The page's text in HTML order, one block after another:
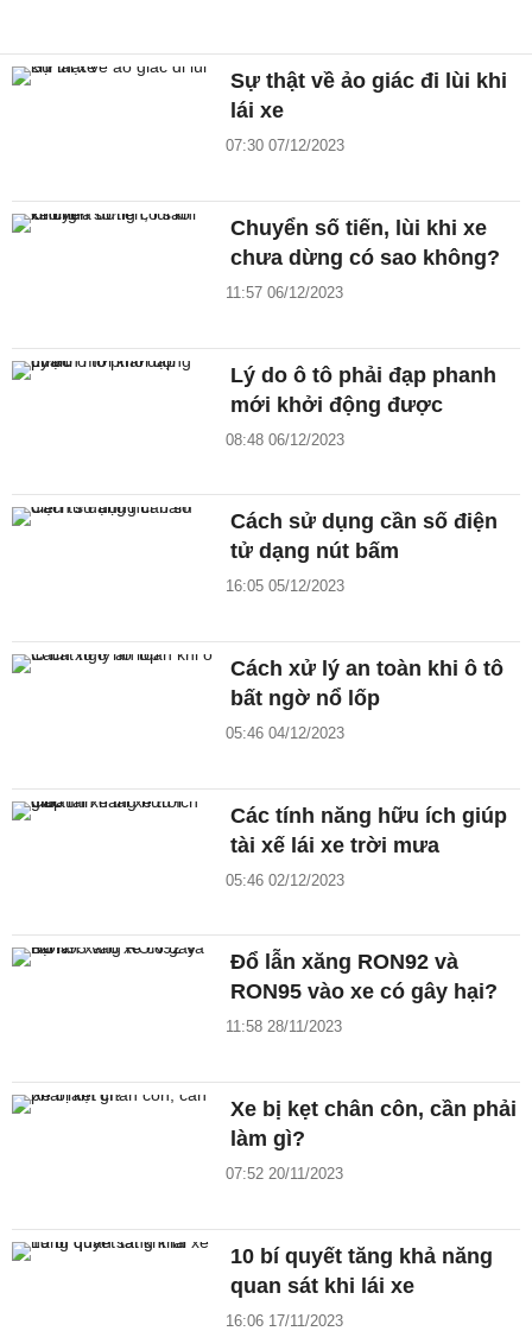
Sự thật về ảo giác đi lùi khi
lái xe
07:30 07/12/2023
Chuyển số tiến, lùi khi xe
chưa dừng có sao không?
11:57 06/12/2023
Lý do ô tô phải đạp phanh
mới khởi động được
08:48 06/12/2023
Cách sử dụng cần số điện
tử dạng nút bấm
16:05 05/12/2023
Cách xử lý an toàn khi ô tô
bất ngờ nổ lốp
05:46 04/12/2023
Các tính năng hữu ích giúp
tài xế lái xe trời mưa
05:46 02/12/2023
Đổ lẫn xăng RON92 và
RON95 vào xe có gây hại?
11:58 28/11/2023
Xe bị kẹt chân côn, cần phải
làm gì?
07:52 20/11/2023
10 bí quyết tăng khả năng
quan sát khi lái xe
16:06 17/11/2023